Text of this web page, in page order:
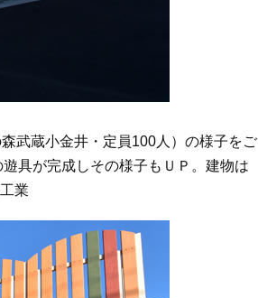
武蔵小金井・定員100人）の様子をご
具が完成しその様子もＵＰ。建物は
業